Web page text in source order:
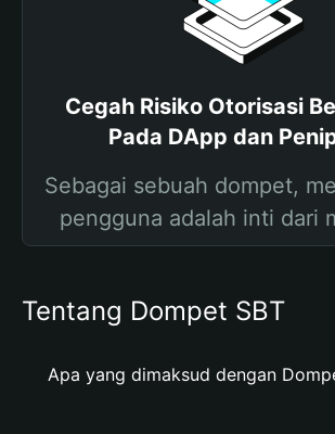
Cegah Risiko Otorisasi
Pada DApp dan
Sebagai sebuah dompet,
pengguna adalah inti dari
Tentang Dompet SBT
Apa yang dimaksud dengan